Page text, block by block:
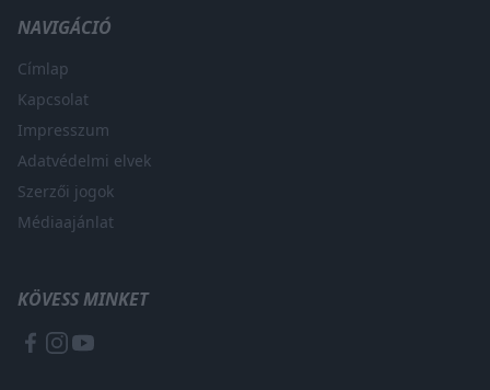
NAVIGÁCIÓ
Címlap
Kapcsolat
Impresszum
Adatvédelmi elvek
Szerzői jogok
Médiaajánlat
KÖVESS MINKET